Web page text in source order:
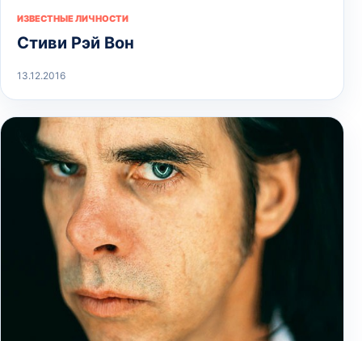
ИЗВЕСТНЫЕ ЛИЧНОСТИ
Стиви Рэй Вон
13.12.2016